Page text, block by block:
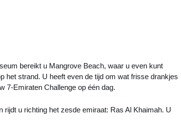
bereikt u Mangrove Beach, waar u even kunt
het strand. U heeft even de tijd om wat frisse drankjes
7-Emiraten Challenge op één dag.
u richting het zesde emiraat: Ras Al Khaimah. U